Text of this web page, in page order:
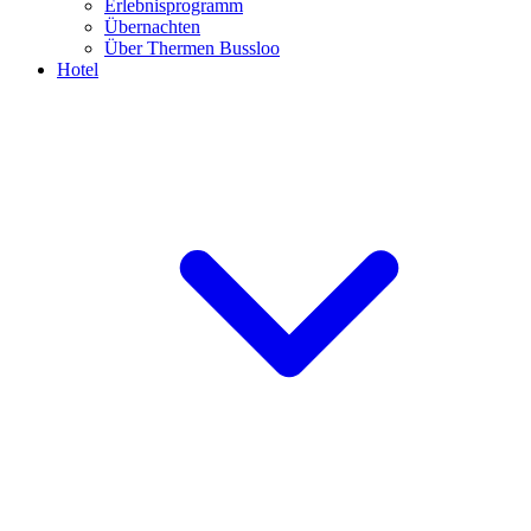
Erlebnisprogramm
Übernachten
Über Thermen Bussloo
Hotel